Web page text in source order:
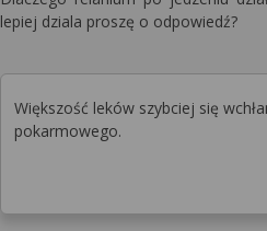
lepiej dziala proszę o odpowiedź?
Większość leków szybciej się
pokarmowego.